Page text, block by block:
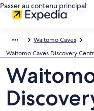
Passer au contenu principal
Waitomo Caves
Waitomo Caves Discovery